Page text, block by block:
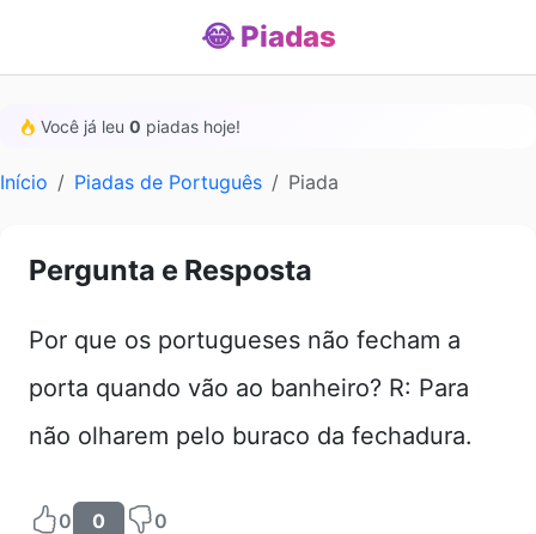
😂 Piadas
Você já leu 0 piadas hoje!
Início Piadas de Português Piada
Pergunta e Resposta
Por que os portugueses não fecham a
porta quando vão ao banheiro? R: Para
não olharem pelo buraco da fechadura.
0 0 0